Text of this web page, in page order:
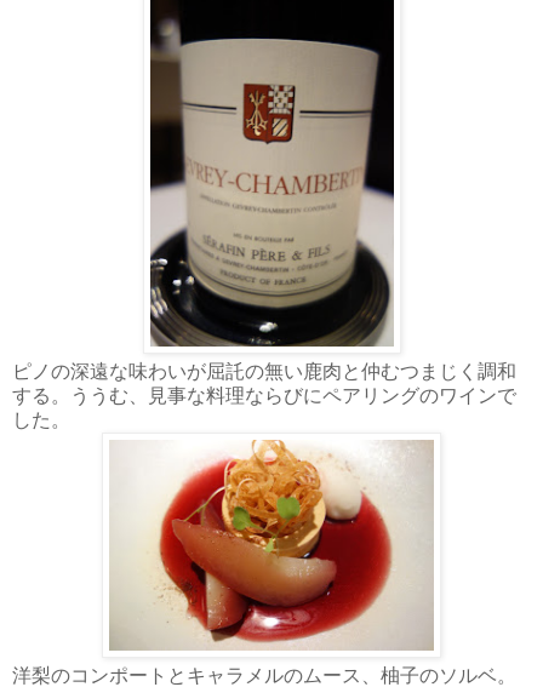
ピノの深遠な味わいが屈託の無い鹿肉と仲むつまじく調和
する。ううむ、見事な料理ならびにペアリングのワインで
した。
洋梨のコンポートとキャラメルのムース、柚子のソルベ。